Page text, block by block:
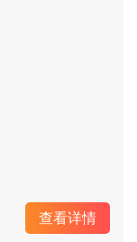
查看详情